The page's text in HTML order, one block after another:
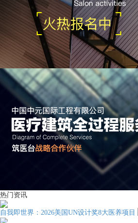
热门资讯
自我即世界：2026美国UN设计奖8大医养项目